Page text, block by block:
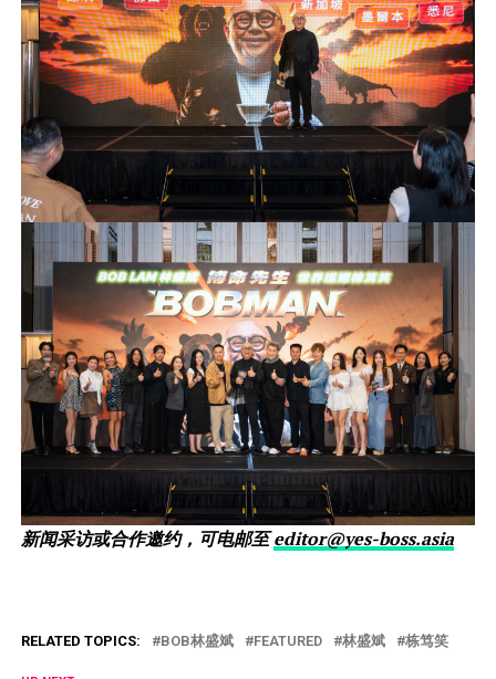
新闻采访或合作邀约，可电邮至editor@yes-boss.asia
RELATED TOPICS: BOB林盛斌 FEATURED 林盛斌 栋笃笑